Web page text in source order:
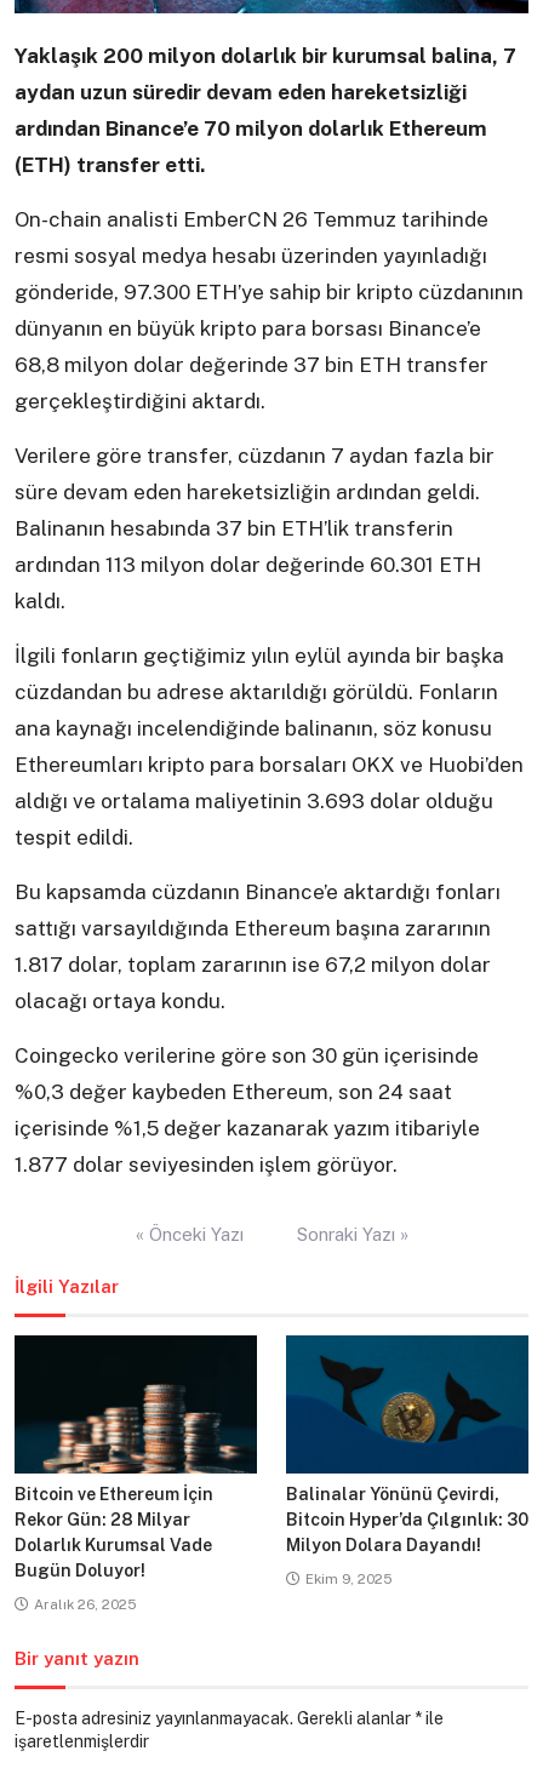
Yaklaşık 200 milyon dolarlık bir kurumsal balina, 7
aydan uzun süredir devam eden hareketsizliği
ardından Binance’e 70 milyon dolarlık Ethereum
(ETH) transfer etti.
On-chain analisti EmberCN 26 Temmuz tarihinde
resmi sosyal medya hesabı üzerinden yayınladığı
gönderide, 97.300 ETH’ye sahip bir kripto cüzdanının
dünyanın en büyük kripto para borsası Binance’e
68,8 milyon dolar değerinde 37 bin ETH transfer
gerçekleştirdiğini aktardı.
Verilere göre transfer, cüzdanın 7 aydan fazla bir
süre devam eden hareketsizliğin ardından geldi.
Balinanın hesabında 37 bin ETH’lik transferin
ardından 113 milyon dolar değerinde 60.301 ETH
kaldı.
İlgili fonların geçtiğimiz yılın eylül ayında bir başka
cüzdandan bu adrese aktarıldığı görüldü. Fonların
ana kaynağı incelendiğinde balinanın, söz konusu
Ethereumları kripto para borsaları OKX ve Huobi’den
aldığı ve ortalama maliyetinin 3.693 dolar olduğu
tespit edildi.
Bu kapsamda cüzdanın Binance’e aktardığı fonları
sattığı varsayıldığında Ethereum başına zararının
1.817 dolar, toplam zararının ise 67,2 milyon dolar
olacağı ortaya kondu.
Coingecko verilerine göre son 30 gün içerisinde
%0,3 değer kaybeden Ethereum, son 24 saat
içerisinde %1,5 değer kazanarak yazım itibariyle
1.877 dolar seviyesinden işlem görüyor.
« Önceki Yazı Sonraki Yazı »
İlgili Yazılar
Bitcoin ve Ethereum İçin
Rekor Gün: 28 Milyar
Dolarlık Kurumsal Vade
Bugün Doluyor!
Aralık 26, 2025
Balinalar Yönünü Çevirdi,
Bitcoin Hyper’da Çılgınlık: 30
Milyon Dolara Dayandı!
Ekim 9, 2025
Bir yanıt yazın
E-posta adresiniz yayınlanmayacak. Gerekli alanlar *ile
işaretlenmişlerdir